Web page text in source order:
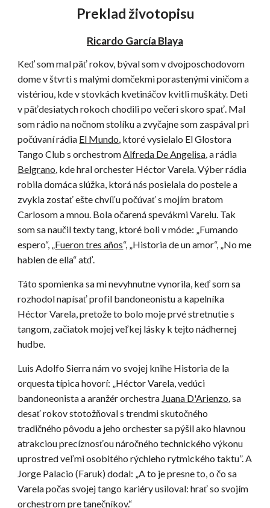
Preklad životopisu
Ricardo García Blaya
Keď som mal päť rokov, býval som v dvojposchodovom
dome v štvrti s malými domčekmi porastenými viničom a
vistériou, kde v stovkách kvetináčov kvitli muškáty. Deti
v päťdesiatych rokoch chodili po večeri skoro spať. Mal
som rádio na nočnom stolíku a zvyčajne som zaspával pri
počúvaní rádia El Mundo, ktoré vysielalo El Glostora
Tango Club s orchestromAlfreda De Angelisa, a rádia
Belgrano, kde hral orchester Héctor Varela. Výber rádia
robila domáca slúžka, ktorá nás posielala do postele a
zvykla zostať ešte chvíľu počúvať s mojím bratom
Carlosom a mnou. Bola očarená spevákmi Varelu. Tak
som sa naučil texty tang, ktoré boli v móde: „Fumando
espero“, „Fueron tres años“, „Historia de un amor“, „No me
hablen de ella“ atď.
Táto spomienka sa mi nevyhnutne vynorila, keď som sa
rozhodol napísať profil bandoneonistu a kapelníka
Héctor Varela, pretože to bolo moje prvé stretnutie s
tangom, začiatok mojej veľkej lásky k tejto nádhernej
hudbe.
Luis Adolfo Sierra nám vo svojej knihe Historia de la
orquesta típica hovorí: „Héctor Varela, vedúci
bandoneonista a aranžér orchestra Juana D'Arienzo, sa
desať rokov stotožňoval s trendmi skutočného
tradičného pôvodu a jeho orchester sa pýšil ako hlavnou
atrakciou precíznosťou náročného technického výkonu
uprostred veľmi osobitého rýchleho rytmického taktu”. A
Jorge Palacio (Faruk) dodal: „A to je presne to, o čo sa
Varela počas svojej tango kariéry usiloval: hrať so svojím
orchestrom pre tanečníkov.“